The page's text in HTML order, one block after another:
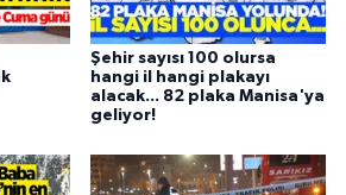
Şehir sayısı 100 olursa
hangi il hangi plakayı
alacak... 82 plaka Manisa'ya
geliyor!